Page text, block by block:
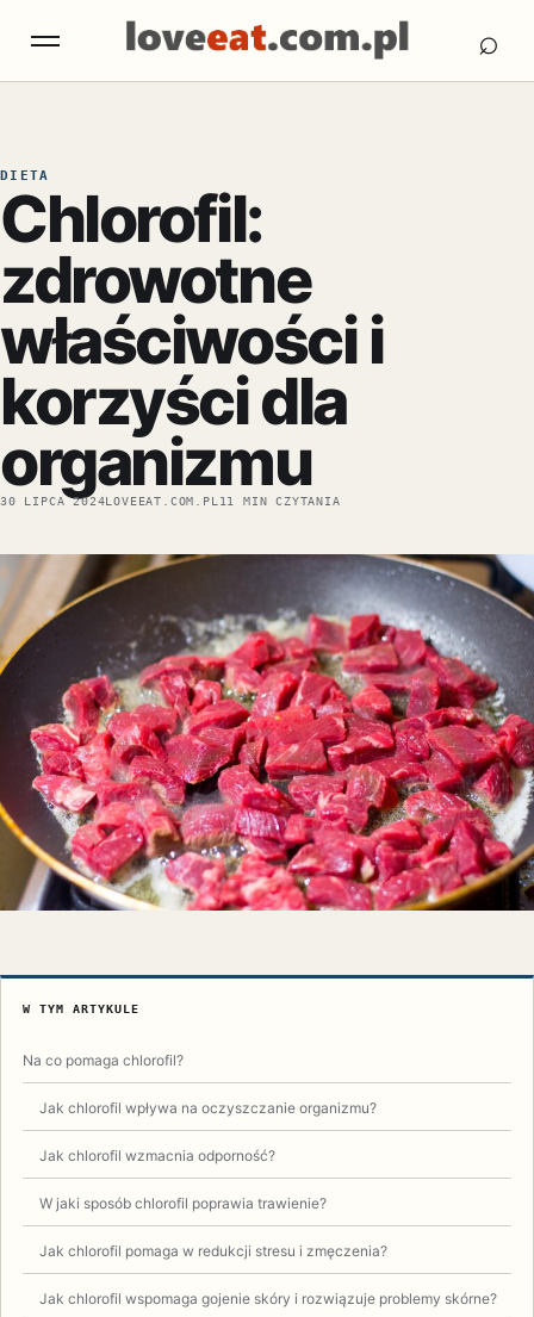
Otwórz menu ⌕
DIETA
Chlorofil:
zdrowotne
właściwości i
korzyści dla
organizmu
30 LIPCA 2024LOVEEAT.COM.PL 11 MIN CZYTANIA
W TYM ARTYKULE
Na co pomaga chlorofil?
Jak chlorofil wpływa na oczyszczanie organizmu?
Jak chlorofil wzmacnia odporność?
W jaki sposób chlorofil poprawia trawienie?
Jak chlorofil pomaga w redukcji stresu i zmęczenia?
Jak chlorofil wspomaga gojenie skóry i rozwiązuje problemy skórne?